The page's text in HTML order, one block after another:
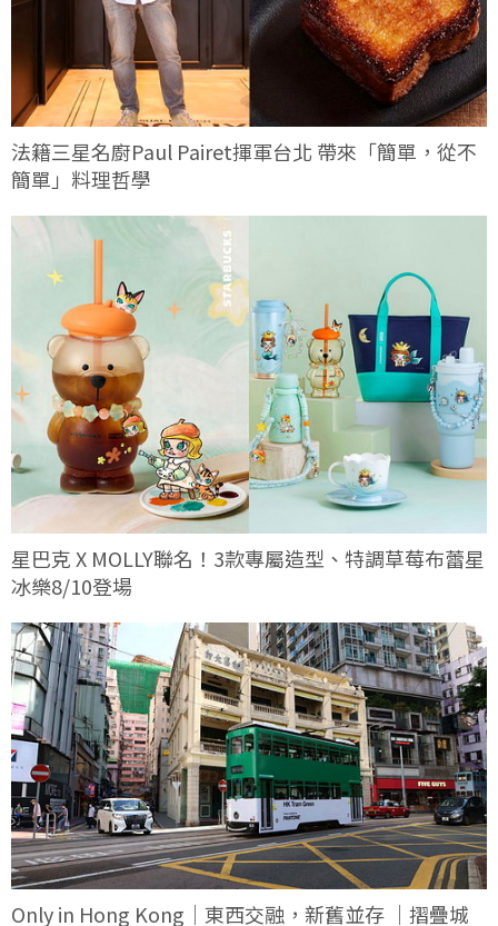
法籍三星名廚Paul Pairet揮軍台北 帶來「簡單，從不
簡單」料理哲學
星巴克 X MOLLY聯名！3款專屬造型、特調草莓布蕾星
冰樂8/10登場
Only in Hong Kong｜東西交融，新舊並存 ｜摺疊城